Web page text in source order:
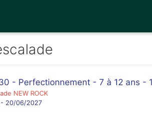
- Perfectionnement - 7 à 12 ans -
NEW ROCK
20/06/2027